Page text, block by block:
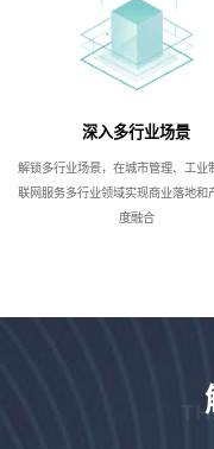
深入多行业场景
解锁多行业场景，在城市管理、工业
联网服务多行业领域实现商业落地和
度融合